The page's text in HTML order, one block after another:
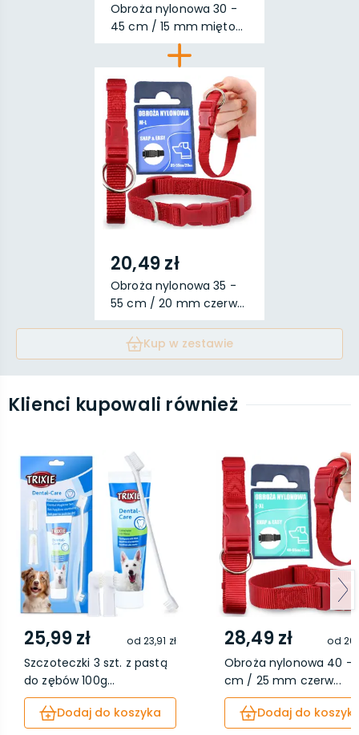
Obroża nylonowa 30 -
45 cm / 15 mm mięto...
20,49 zł
Obroża nylonowa 35 -
55 cm / 20 mm czerw...
Kup w zestawie
Klienci kupowali również
25,99 zł od 23,91 zł
Szczoteczki 3 szt. z pastą
do zębów 100g...
Dodaj do koszyka
28,49 zł od
Obroża nylonowa 40 -
cm / 25 mm czerw...
Dodaj do